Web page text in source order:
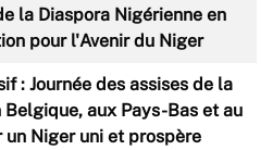
la Diaspora Nigérienne en
pour l'Avenir du Niger
: Journée des assises de la
aux Pays-Bas et au
Niger uni et prospère